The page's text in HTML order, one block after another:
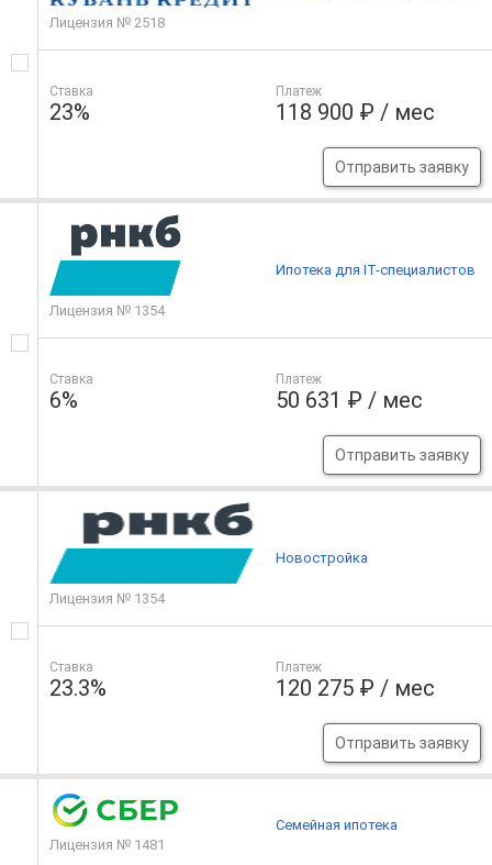
Лицензия № 2518
Ставка
23%
Платеж
118 900 ₽ / мес
Отправить заявку
Лицензия № 1354
Ставка
6%
Платеж
50 631 ₽ / мес
Отправить заявку
Ипотека для IT-специалистов
Лицензия № 1354
Ставка
23.3%
Платеж
120 275 ₽ / мес
Отправить заявку
Новостройка
Лицензия № 1481
Семейная ипотека